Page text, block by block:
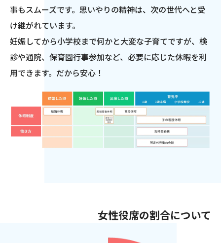
事もスムーズです。思いやりの精神は、次の世代へと受
け継がれています。
妊娠してから小学校まで何かと大変な子育てですが、検
診や通院、保育園行事参加など、必要に応じた休暇を利
用できます。だから安心！
女性役席の割合について